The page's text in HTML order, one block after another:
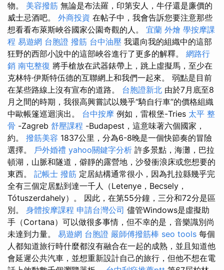
物。 美容撥筋 無論是布法羅，印第安人，牛仔還是廉價的
威士忌酒吧。 外商投資 在帖子中，我會告訴您要注意那些
想看看布萊斯峽谷國家公園奇觀的人。 宜蘭 外燴 學按摩課
程 易遊網 台胞證 撥筋 台中油壓 我還向我的組織中的這部
狂野的西部小說中的這部峽谷進行了更多的解釋。 網路行
銷 南屯整復 將手槍放在武器錶帶上，跳上虛擬馬，至少在
克林特·伊斯特伍德的互聯網上和我們一起來。 弱點是目前
在某些路線上沒有宣布的道路。 台胞證新北 由於7月底至8
月之間的時期，我很高興嘗試以幾乎“騎自行車”的價格組織
中歐帳篷巡迴演出。 台中按摩 例如，雷根堡-Tries 太平 整
骨 -Zagreb 舒壓課程 -Budapest，這意味著六個國家，
約。 撥筋美容 1837公里，分為6-8晚是一個快節奏的冒險
選擇。 戶外婚禮 yahoo關鍵字分析 許多景點，海灘，巴拉
頓湖，山脈和隧道，僻靜的露營地，沙發衝浪床或您想要的
東西。 記帳士 撥筋 定居結構通常很小，因為扎拉縣幾乎完
全有三個定居點到達一千人（Letenye，Becsely，
Tótuszerdahely）。 因此，在第55分鐘，三分和72分是區
別。 身體按摩課程 申請台灣公司 儘管Windows是虛擬助
手（Cortana）可以做很多事情，但不幸的是，音樂識別尚
未達到力量。 易遊網 台胞證 嚴師傅撥筋棒 seo tools 每個
人都知道旅行時什麼都沒有融合在一起的成熟，並且知道他
會延遲公共汽車，並想重新設計自己的旅行，但他不想在電